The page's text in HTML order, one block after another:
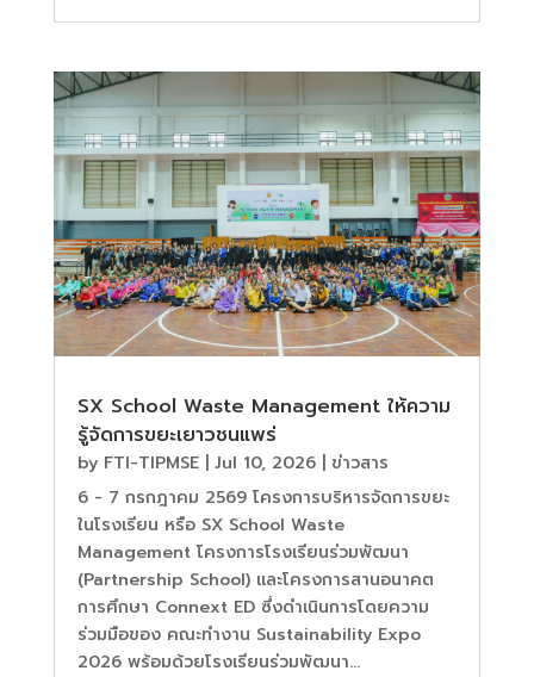
SX School Waste Management ให้ความ
รู้จัดการขยะเยาวชนแพร่
by FTI-TIPMSE| Jul 10, 2026| ข่าวสาร
6 - 7 กรกฎาคม 2569 โครงการบริหารจัดการขยะ
ในโรงเรียน หรือ SX School Waste
Management โครงการโรงเรียนร่วมพัฒนา
(Partnership School) และโครงการสานอนาคต
การศึกษา Connext ED ซึ่งดำเนินการโดยความ
ร่วมมือของ คณะทำงาน Sustainability Expo
2026 พร้อมด้วยโรงเรียนร่วมพัฒนา...